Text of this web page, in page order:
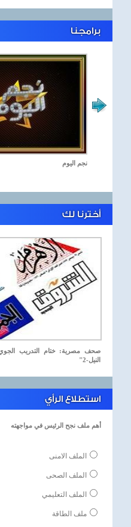
برامجنا
نجم اليوم
أخترنا لك
صحف مصرية: ختام التدريب
النيل-2"
استطلاع الرأي
أهم ملف نجح الرئيس في مواجهته
الملف الامنى
الملف الصحى
الملف التعليمي
ملف الطاقة